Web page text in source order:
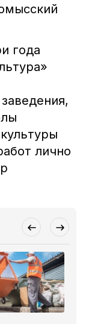
года
лично